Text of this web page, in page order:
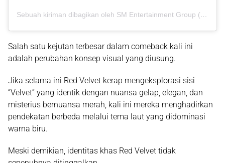
Sebuah kiriman dibagikan oleh SM Entertainment Group (@smtown)
Salah satu kejutan terbesar dalam comeback kali ini
adalah perubahan konsep visual yang diusung.
Jika selama ini Red Velvet kerap mengeksplorasi sisi
“Velvet” yang identik dengan nuansa gelap, elegan, dan
misterius bernuansa merah, kali ini mereka menghadirkan
pendekatan berbeda melalui tema laut yang didominasi
warna biru.
Meski demikian, identitas khas Red Velvet tidak